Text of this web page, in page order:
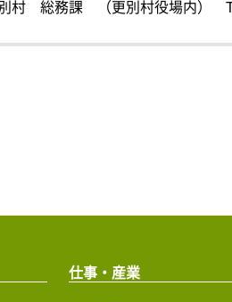
村 総務課 （更別村役場内）
仕事・産業